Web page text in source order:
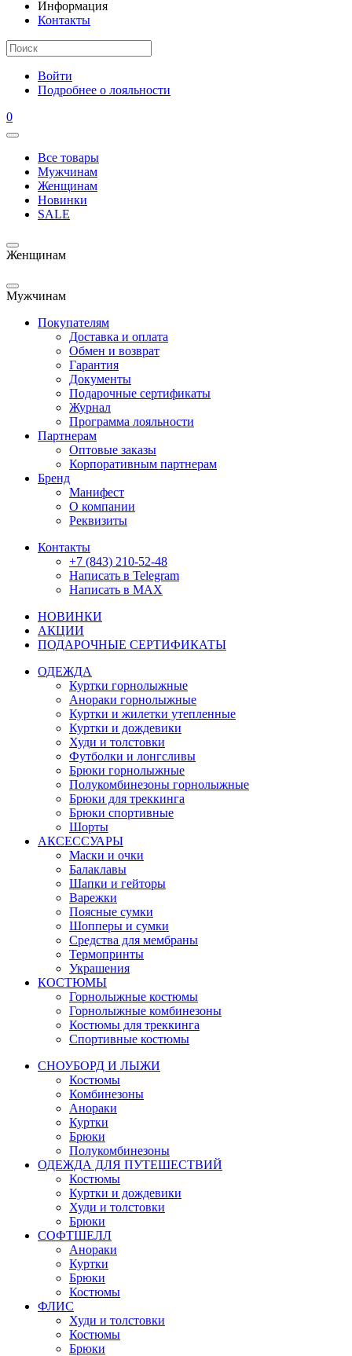
Информация
Контакты
Войти
Подробнее о лояльности
0
Все товары
Мужчинам
Женщинам
Новинки
SALE
Женщинам
Мужчинам
Покупателям
Доставка и оплата
Обмен и возврат
Гарантия
Документы
Подарочные сертификаты
Журнал
Программа лояльности
Партнерам
Оптовые заказы
Корпоративным партнерам
Бренд
Манифест
О компании
Реквизиты
Контакты
+7 (843) 210-52-48
Написать в Telegram
Написать в MAX
НОВИНКИ
АКЦИИ
ПОДАРОЧНЫЕ СЕРТИФИКАТЫ
ОДЕЖДА
Куртки горнолыжные
Анораки горнолыжные
Куртки и жилетки утепленные
Куртки и дождевики
Худи и толстовки
Футболки и лонгсливы
Брюки горнолыжные
Полукомбинезоны горнолыжные
Брюки для треккинга
Брюки спортивные
Шорты
АКСЕССУАРЫ
Маски и очки
Балаклавы
Шапки и гейторы
Варежки
Поясные сумки
Шопперы и сумки
Средства для мембраны
Термопринты
Украшения
КОСТЮМЫ
Горнолыжные костюмы
Горнолыжные комбинезоны
Костюмы для треккинга
Спортивные костюмы
СНОУБОРД И ЛЫЖИ
Костюмы
Комбинезоны
Анораки
Куртки
Брюки
Полукомбинезоны
ОДЕЖДА ДЛЯ ПУТЕШЕСТВИЙ
Костюмы
Куртки и дождевики
Худи и толстовки
Брюки
СОФТШЕЛЛ
Анораки
Куртки
Брюки
Костюмы
ФЛИС
Худи и толстовки
Костюмы
Брюки